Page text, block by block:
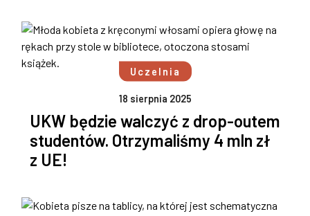
Uczelnia
18 sierpnia 2025
UKW będzie walczyć z drop-outem
studentów. Otrzymaliśmy 4 mln zł
z UE!